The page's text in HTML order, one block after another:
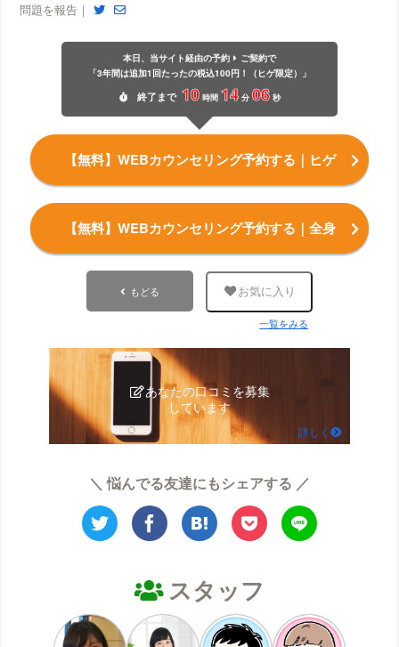
問題を報告｜
本日、当サイト経由の予約
ご契約で
「3年間は追加1回たったの税込100円！（ヒゲ限定）」
終了 まで 10 時間 14 分 06 秒
【無料】WEBカウンセリング予約する ｜ヒゲ
【無料】WEBカウンセリング予約する ｜全身
もどる お気に入り
一覧をみる
あなたの口コミを募集
しています
詳しく
＼ 悩んでる友達にもシェアする ／
スタッフ